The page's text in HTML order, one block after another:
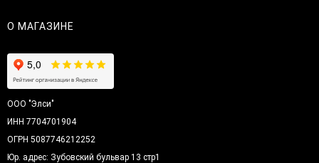
О МАГАЗИНЕ
ООО "Элси"
ИНН 7704701904
ОГРН 5087746212252
Юр. адрес: Зубовский бульвар 13 стр1